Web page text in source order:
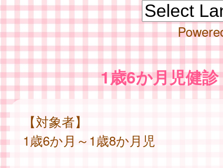
1歳6か月児健診
【対象者】
1歳6か月～1歳8か月児